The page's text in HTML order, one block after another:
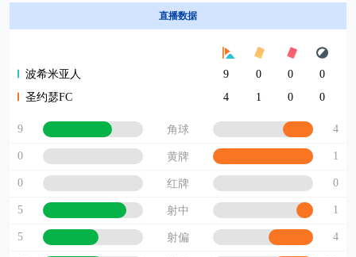
直播数据
波希米亚人 9 0 0
0
圣约瑟FC
4 1 0 0
9 角球 4
0 黄牌 1
0 红牌 0
5 射中 1
5 射偏 4